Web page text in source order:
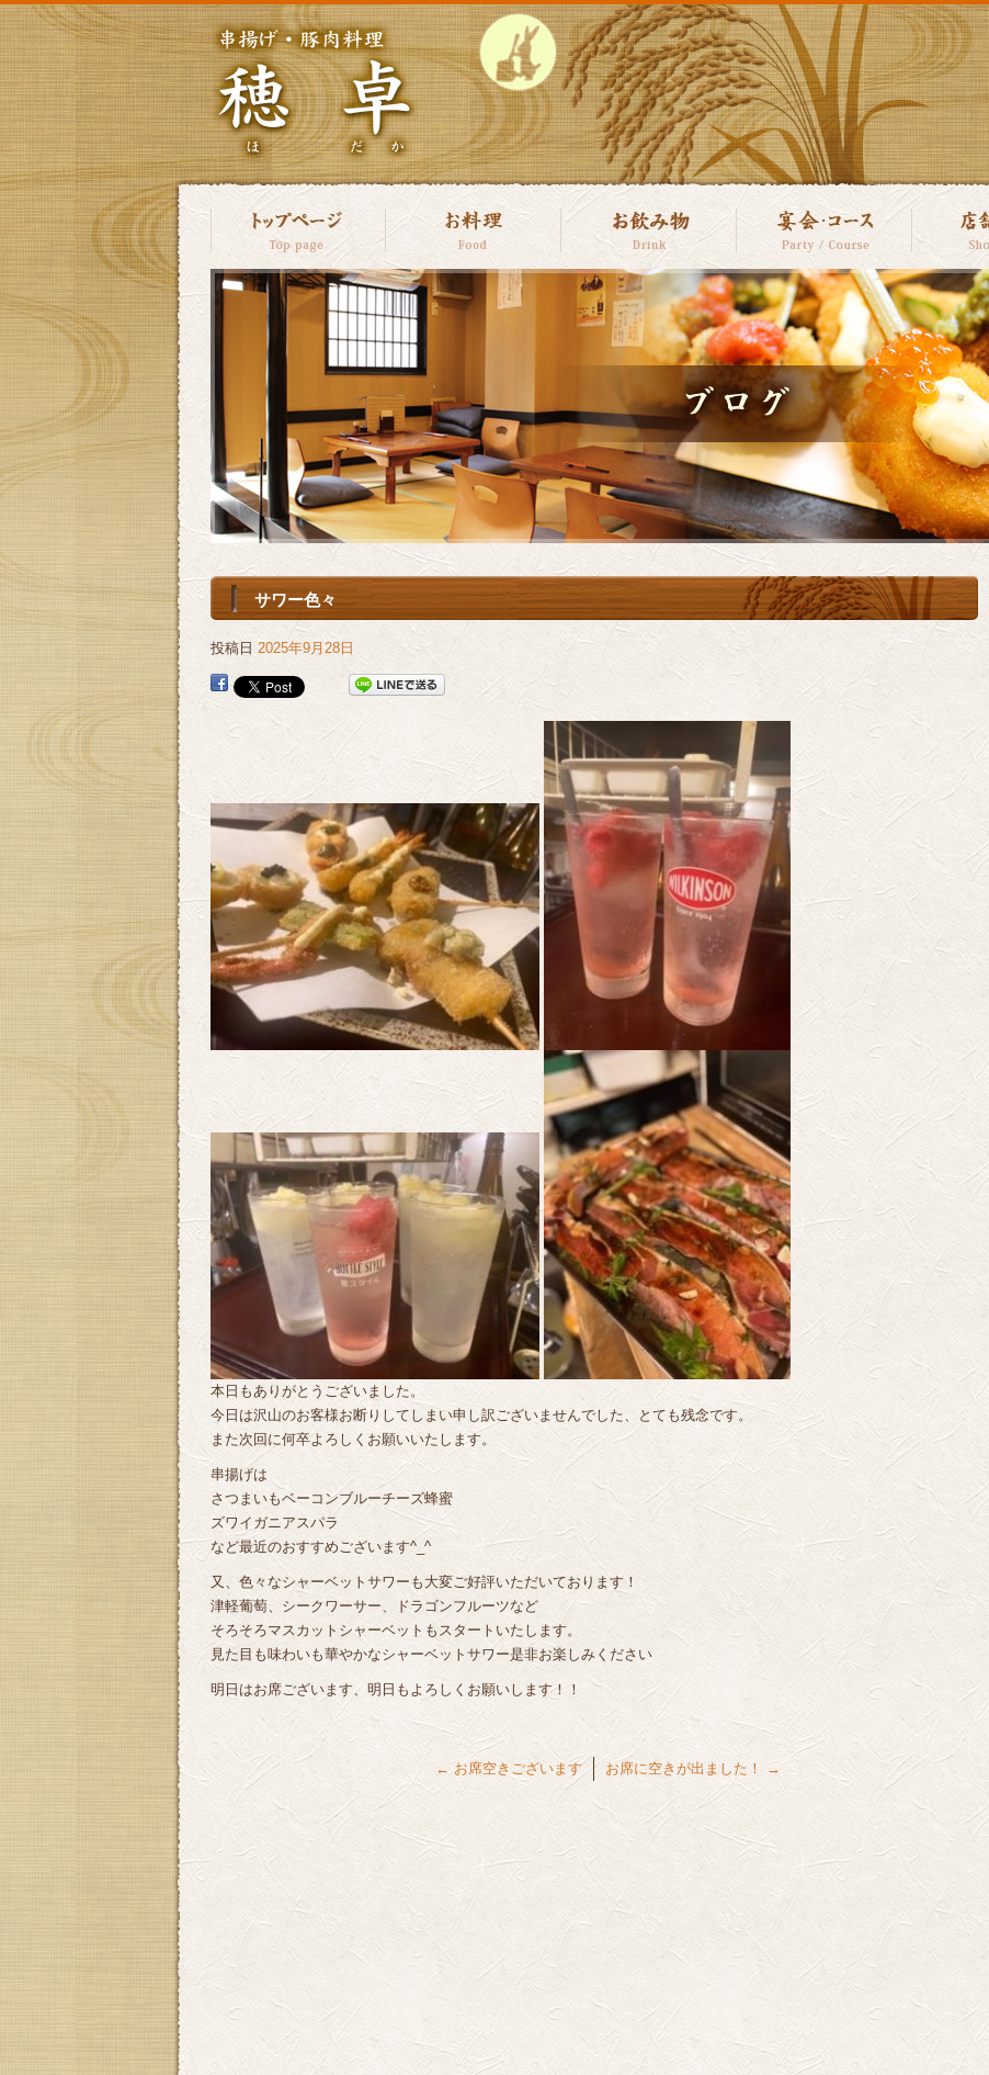
サワー色々
投稿日 2025年9月28日
本日もありがとうございました。
今日は沢山のお客様お断りしてしまい申し訳ございませんでした、とても残念です。
また次回に何卒よろしくお願いいたします。
串揚げは
さつまいもベーコンブルーチーズ蜂蜜
ズワイガニアスパラ
など最近のおすすめございます^_^
又、色々なシャーベットサワーも大変ご好評いただいております！
津軽葡萄、シークワーサー、ドラゴンフルーツなど
そろそろマスカットシャーベットもスタートいたします。
見た目も味わいも華やかなシャーベットサワー是非お楽しみください
明日はお席ございます、明日もよろしくお願いします！！
← お席空きございます お席に空きが出ました！ →